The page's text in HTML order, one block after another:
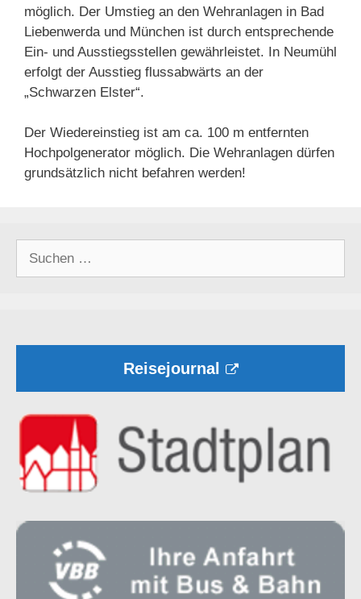
möglich. Der Umstieg an den Wehranlagen in Bad
Liebenwerda und München ist durch entsprechende
Ein- und Ausstiegsstellen gewährleistet. In Neumühl
erfolgt der Ausstieg flussabwärts an der
„Schwarzen Elster“.
Der Wiedereinstieg ist am ca. 100 m entfernten
Hochpolgenerator möglich. Die Wehranlagen dürfen
grundsätzlich nicht befahren werden!
Reisejournal